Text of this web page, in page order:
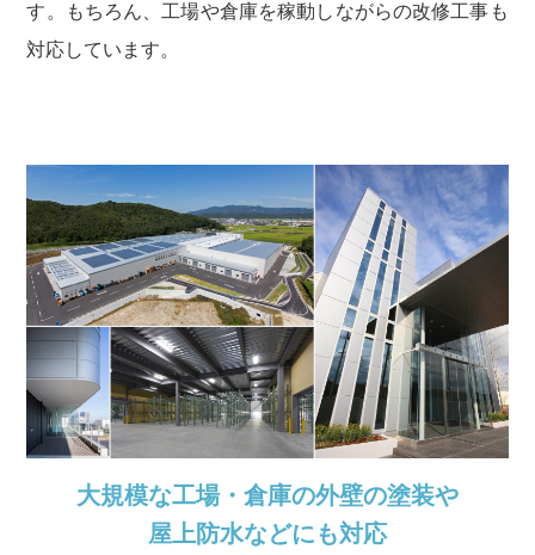
す。もちろん、工場や倉庫を稼動しながらの改修工事も
対応しています。
大規模な工場・倉庫の外壁の塗装や
屋上防水などにも対応